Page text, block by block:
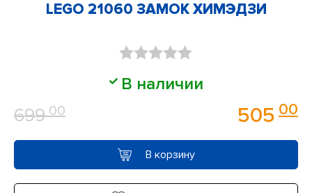
LEGO 21060 ЗАМОК ХИМЭДЗИ
5
В наличии
699 00 505 00
В корзину